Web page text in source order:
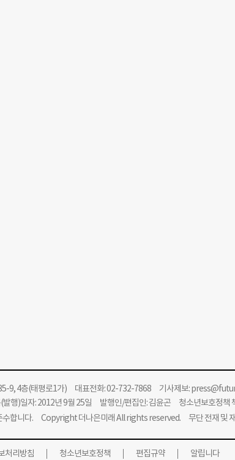
9, 4층(태평로1가) 대표전화: 02-732-7868 기사제보:
행)일자: 2012년 9월 25일 발행인/편집인: 김윤곤 청소년보호정책
합니다. Copyright 더나은미래 All rights reserved. 무단 전재 및
처리방침 청소년보호정책 편집규약 알립니다